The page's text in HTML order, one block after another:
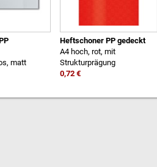
matt
Heftschoner PP gedeckt
A4 hoch, rot, mit
Strukturprägung
0,72 €